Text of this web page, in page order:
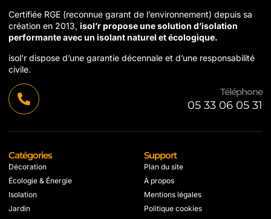
Certifiée RGE (reconnue garant de l’environnement) depuis sa
création en 2013, isol’r propose une solution d’isolation
performante avec un isolant naturel et écologique.
isol’r dispose d’une garantie décennale et d’une responsabilité
civile.
Téléphone
05 33 06 05 31
Catégories
Décoration
Écologie & Énergie
Isolation
Jardin
Support
Plan du site
À propos
Mentions légales
Politique cookies